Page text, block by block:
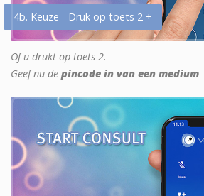
4b. Keuze - Druk op toets 2 +
Of u drukt op toets 2.
Geef nu de pincode in van een medium